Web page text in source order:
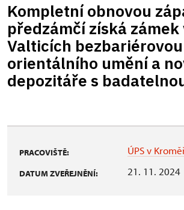
Kompletní obnovou
předzámčí získá zámek
Valticích
orientálního umění a
depozitáře s
PRACOVIŠTĚ: ÚPS v
DATUM ZVEŘEJNĚNÍ: 21. 11. 2024